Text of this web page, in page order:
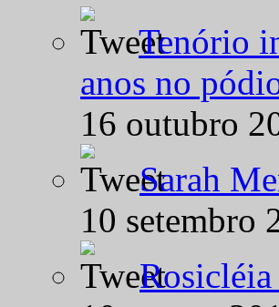
Tenório
anos no
16 outubro
Sarah
10